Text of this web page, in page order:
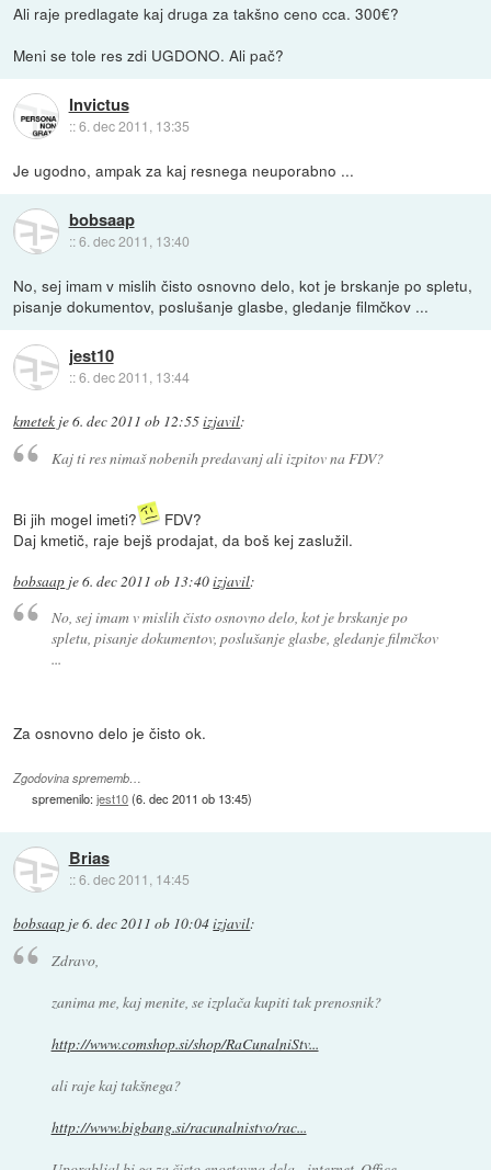
Ali raje predlagate kaj druga za takšno ceno cca. 300€?
Meni se tole res zdi UGDONO. Ali pač?
Invictus
::6. dec 2011, 13:35
Je ugodno, ampak za kaj resnega neuporabno ...
bobsaap
::6. dec 2011, 13:40
No, sej imam v mislih čisto osnovno delo, kot je brskanje po spletu,
pisanje dokumentov, poslušanje glasbe, gledanje filmčkov ...
jest10
::6. dec 2011, 13:44
kmetek je6. dec 2011 ob 12:55izjavil:
Kaj ti res nimaš nobenih predavanj ali izpitov na FDV?
Bi jih mogel imeti?
FDV?
Daj kmetič, raje bejš prodajat, da boš kej zaslužil.
bobsaap je6. dec 2011 ob 13:40izjavil:
No, sej imam v mislih čisto osnovno delo, kot je brskanje po
spletu, pisanje dokumentov, poslušanje glasbe, gledanje filmčkov
...
Za osnovno delo je čisto ok.
Zgodovina sprememb…
spremenilo:jest10(6. dec 2011 ob 13:45)
Brias
::6. dec 2011, 14:45
bobsaap je6. dec 2011 ob 10:04izjavil:
Zdravo,
zanima me, kaj menite, se izplača kupiti tak prenosnik?
http://www.comshop.si/shop/RaCunalniStv...
ali raje kaj takšnega?
http://www.bigbang.si/racunalnistvo/rac...